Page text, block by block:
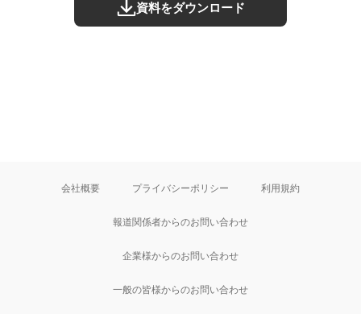
資料をダウンロード
会社概要 プライバシーポリシー 利用規約
報道関係者からのお問い合わせ
企業様からのお問い合わせ
一般の皆様からのお問い合わせ